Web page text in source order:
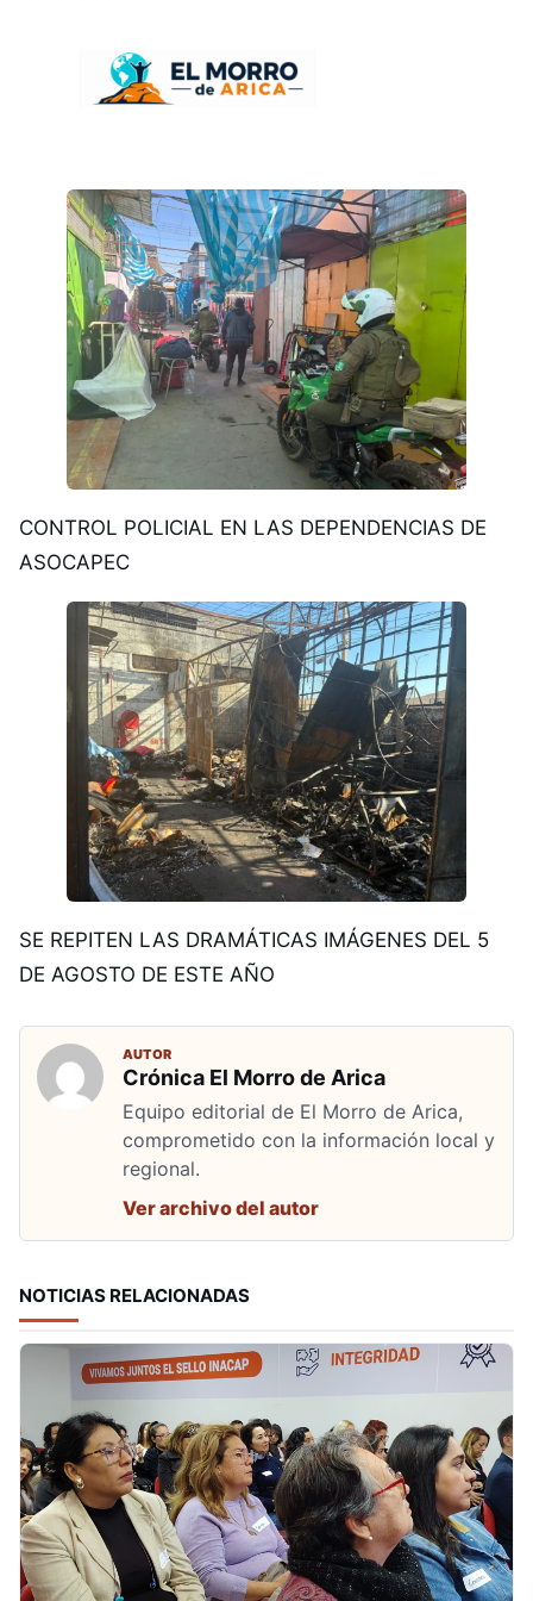
CONTROL POLICIAL EN LAS DEPENDENCIAS DE
ASOCAPEC
SE REPITEN LAS DRAMÁTICAS IMÁGENES DEL 5
DE AGOSTO DE ESTE AÑO
AUTOR
Crónica El Morro de Arica
Equipo editorial de El Morro de Arica,
comprometido con la información local y
regional.
Ver archivo del autor
NOTICIAS RELACIONADAS